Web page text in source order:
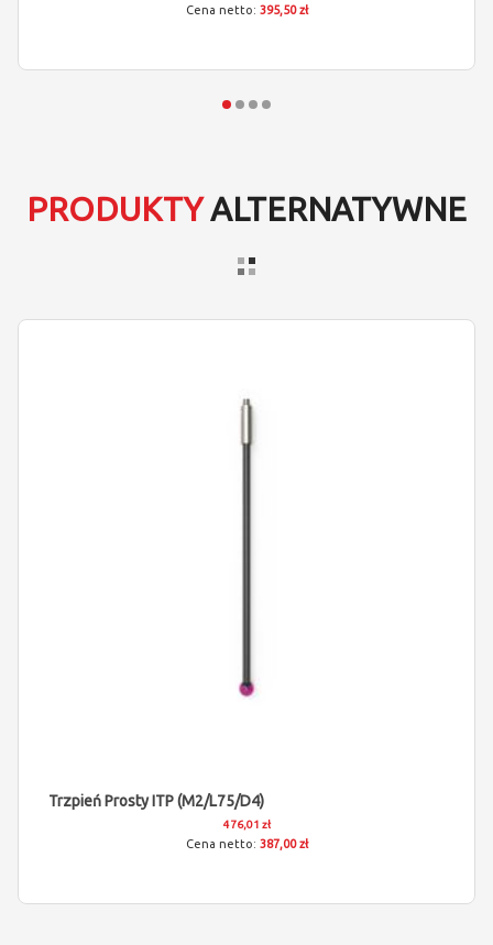
395,50 zł
PRODUKTYALTERNATYWNE
Trzpień Prosty ITP (M2/L75/D4)
476,01 zł
387,00 zł